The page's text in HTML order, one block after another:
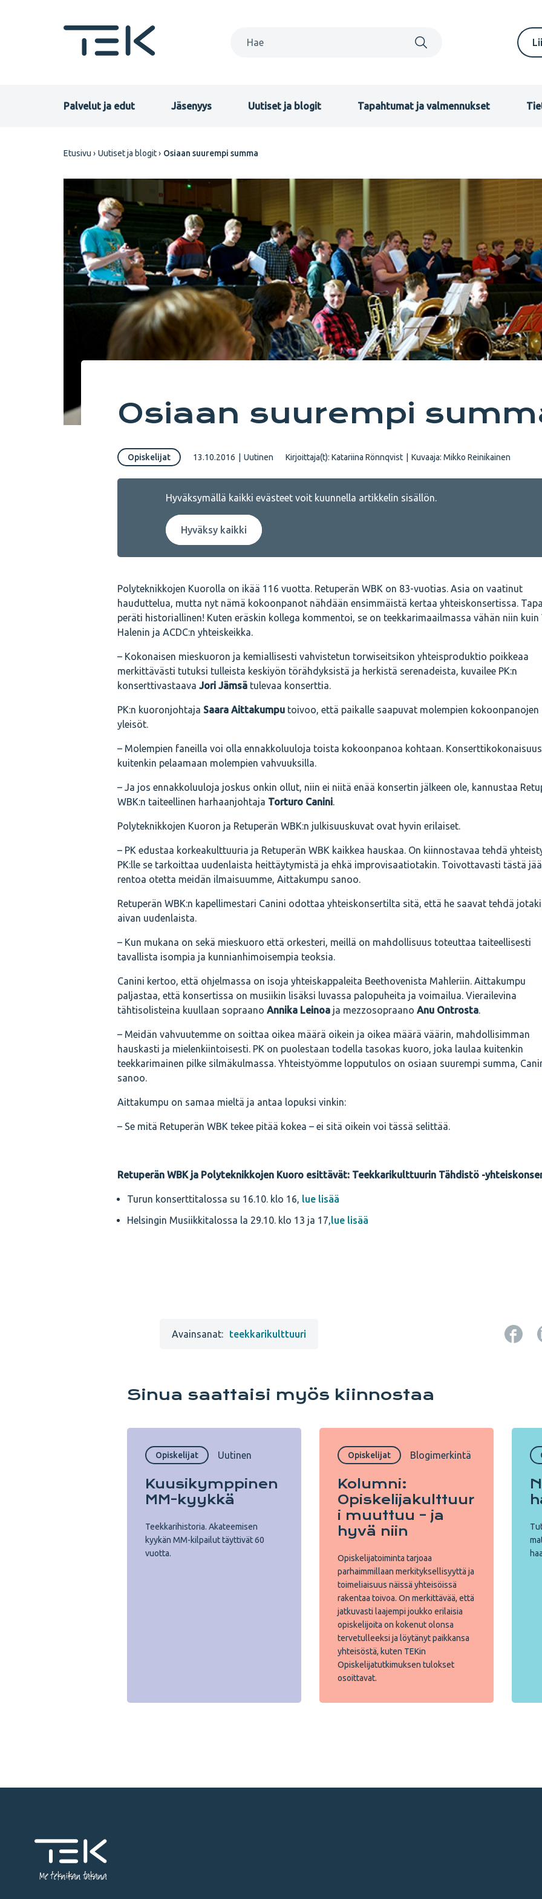
FI
Primary
Palvelut ja edut Jäsenyys Uutiset ja blogit Tapahtumat ja valmennukset
Etusivu Uutiset ja blogit Osiaan suurempi summa
Osiaan suurempi
Opiskelijat 13.10.2016 Uutinen Kirjoittaja(t): Katariina Rönnqvist Kuvaaja: Mikko Reinikainen
Hyväksymällä kaikki evästeet voit kuunnella artikkelin sisällön.
Hyväksy kaikki
Polyteknikkojen Kuorolla on ikää 116 vuotta. Retuperän WBK on 83-vuotias. Asia on vaatinut
hauduttelua, mutta nyt nämä kokoonpanot nähdään ensimmäistä kertaa yhteiskonsertissa.
peräti historiallinen! Kuten eräskin kollega kommentoi, se on teekkarimaailmassa vähän niin kuin
Halenin ja ACDC:n yhteiskeikka.
– Kokonaisen mieskuoron ja kemiallisesti vahvistetun torwiseitsikon yhteisproduktio poikkeaa
merkittävästi tutuksi tulleista keskiyön törähdyksistä ja herkistä serenadeista, kuvailee PK:n
konserttivastaava Jori Jämsä tulevaa konserttia.
PK:n kuoronjohtaja Saara Aittakumpu toivoo, että paikalle saapuvat molempien kokoonpanojen
yleisöt.
– Molempien faneilla voi olla ennakkoluuloja toista kokoonpanoa kohtaan.
kuitenkin pelaamaan molempien vahvuuksilla.
– Ja jos ennakkoluuloja joskus onkin ollut, niin ei niitä enää konsertin jälkeen ole, kannustaa
WBK:n taiteellinen harhaanjohtaja Torturo Canini.
Polyteknikkojen Kuoron ja Retuperän WBK:n julkisuuskuvat ovat hyvin erilaiset.
– PK edustaa korkeakulttuuria ja Retuperän WBK kaikkea hauskaa. On kiinnostavaa tehdä
PK:lle se tarkoittaa uudenlaista heittäytymistä ja ehkä improvisaatiotakin. Toivottavasti tästä jää
rentoa otetta meidän ilmaisuumme, Aittakumpu sanoo.
Retuperän WBK:n kapellimestari Canini odottaa yhteiskonsertilta sitä, että he saavat tehdä
aivan uudenlaista.
– Kun mukana on sekä mieskuoro että orkesteri, meillä on mahdollisuus toteuttaa taiteellisesti
tavallista isompia ja kunnianhimoisempia teoksia.
Canini kertoo, että ohjelmassa on isoja yhteiskappaleita Beethovenista Mahleriin. Aittakumpu
paljastaa, että konsertissa on musiikin lisäksi luvassa palopuheita ja voimailua. Vierailevina
tähtisolisteina kuullaan sopraano Annika Leinoa ja mezzosopraano Anu Ontrosta.
– Meidän vahvuutemme on soittaa oikea määrä oikein ja oikea määrä väärin, mahdollisimman
hauskasti ja mielenkiintoisesti. PK on puolestaan todella tasokas kuoro, joka laulaa kuitenkin
teekkarimainen pilke silmäkulmassa. Yhteistyömme lopputulos on osiaan suurempi summa,
sanoo.
Aittakumpu on samaa mieltä ja antaa lopuksi vinkin:
– Se mitä Retuperän WBK tekee pitää kokea – ei sitä oikein voi tässä selittää.
Retuperän WBK ja Polyteknikkojen Kuoro esittävät: Teekkarikulttuurin Tähdistö -
Turun konserttitalossa su 16.10. klo 16, lue lisää
Helsingin Musiikkitalossa la 29.10. klo 13 ja 17,lue lisää
Avainsanat: teekkarikulttuuri
Sinua saattaisi myös kiinnostaa
Opiskelijat Uutinen
Kuusi­kymppinen
MM-kyykkä
Teekkarihistoria. Akateemisen
kyykän MM-kilpailut täyttivät 60
vuotta.
Opiskelijat Blogimerkintä
Kolumni:
Opiskelijakulttuur
i muuttuu – ja
hyvä niin
Opiskelijatoiminta tarjoaa
parhaimmillaan merkityksellisyyttä ja
toimeliaisuus näissä yhteisöissä
rakentaa toivoa. On merkittävää, että
jatkuvasti laajempi joukko erilaisia
opiskelijoita on kokenut olonsa
tervetulleeksi ja löytänyt paikkansa
yhteisöstä, kuten TEKin
Opiskelijatutkimuksen tulokset
osoittavat.
Me tekniikan takana